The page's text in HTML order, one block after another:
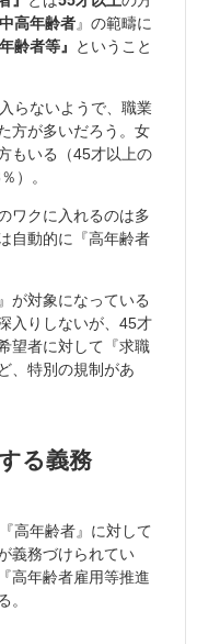
中高年齢者』の範疇に
齢者等』
ということ
らないようで、職業
方が多いだろう。女
もいる（45才以上の
）。
ワクに入れるのは多
自動的に『高年齢者
』が対象になっている
入りしないが、45才
望者に対して『求職
、特別の規制があ
る義務
高年齢者』に対して
義務づけられてい
高年齢者雇用等推進
。